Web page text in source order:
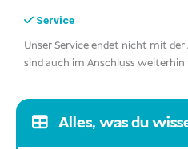
Service
Unser Service endet nicht mit
sind auch im Anschluss weiterhin
Alles, was du